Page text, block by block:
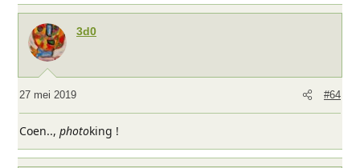
3d0
27 mei 2019 #64
Coen.., photoking !